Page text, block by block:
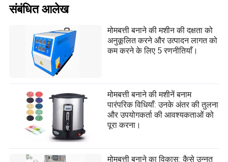
संबंधित आलेख
मोमबत्ती बनाने की मशीन की दक्षता को
अनुकूलित करने और उत्पादन लागत को
कम करने के लिए 5 रणनीतियाँ।
मोमबत्ती बनाने की मशीनें बनाम
पारंपरिक विधियाँ: उनके अंतर की तुलना
और उपयोगकर्ता की आवश्यकताओं को
पूरा करना।
मोमबत्ती बनाने का विकास: कैसे उन्नत